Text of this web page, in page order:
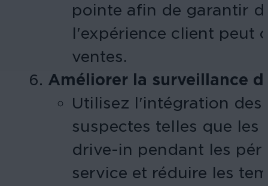
pointe afin de garantir
l'expérience client peut
ventes.
Améliorer la surveillance
Utilisez l'intégration
suspectes telles que
drive-in pendant les
service et réduire les